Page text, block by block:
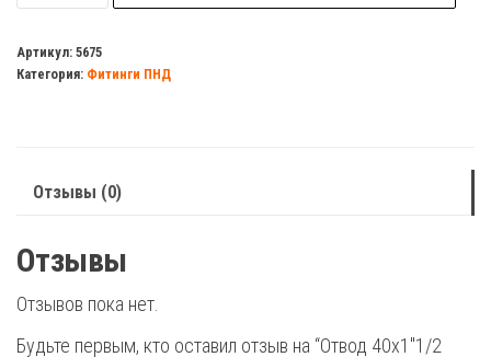
40х1"1/2
нар/
Артикул: 5675
Категория: Фитинги ПНД
Отзывы (0)
Отзывы
Отзывов пока нет.
Будьте первым, кто оставил отзыв на “Отвод 40х1″1/2